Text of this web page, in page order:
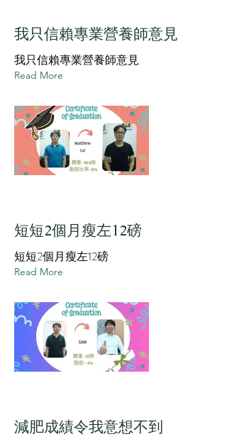
我只信賴專業營養師意見
我只信賴專業營養師意見
Read More
短短2個月瘦左12磅
短短2個月瘦左12磅
Read More
減肥成績令我意想不到